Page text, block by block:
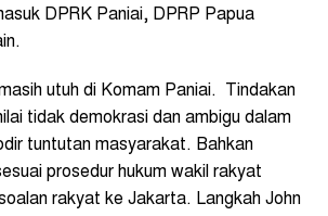
DPRK Paniai, DPRP Papua
utuh di Komam Paniai. Tindakan
tidak demokrasi dan ambigu dalam
tuntutan masyarakat. Bahkan
prosedur hukum wakil rakyat
rakyat ke Jakarta. Langkah John